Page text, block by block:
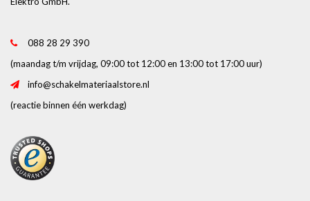
088 28 29 390
(maandag t/m vrijdag, 09:00 tot 12:00 en 13:00 tot 17:00 uur)
info@schakelmateriaalstore.nl
(reactie binnen één werkdag)